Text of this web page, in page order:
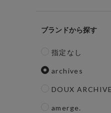
ブランド
指定なし
archives
DOUX
amerge.